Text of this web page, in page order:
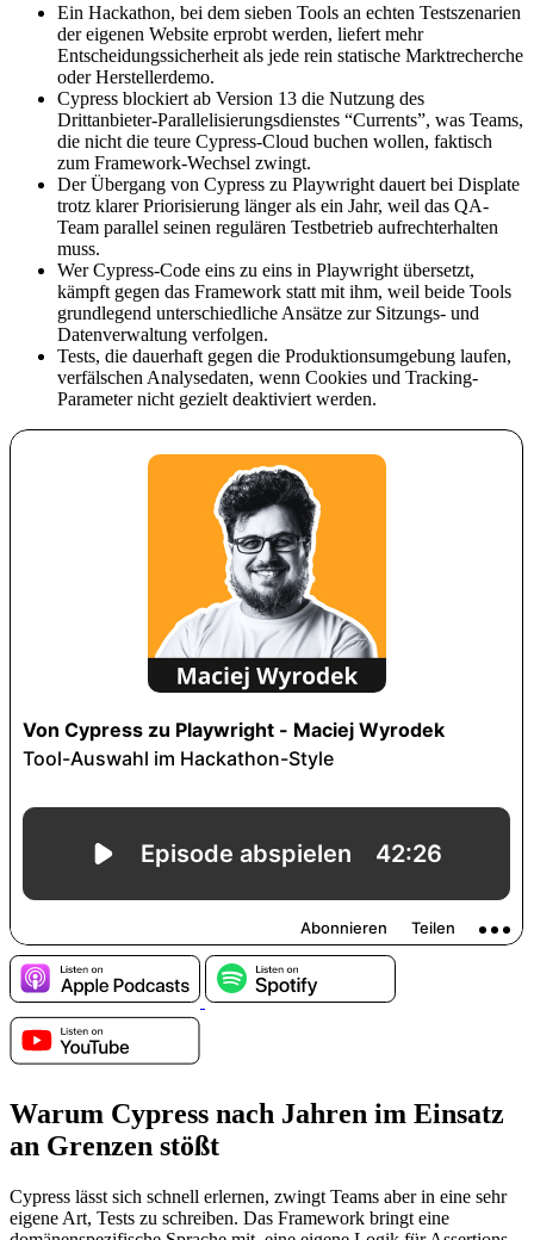
Ein Hackathon, bei dem sieben Tools an echten Testszenarien
der eigenen Website erprobt werden, liefert mehr
Entscheidungssicherheit als jede rein statische Marktrecherche
oder Herstellerdemo.
Cypress blockiert ab Version 13 die Nutzung des
Drittanbieter-Parallelisierungsdienstes “Currents”, was Teams,
die nicht die teure Cypress-Cloud buchen wollen, faktisch
zum Framework-Wechsel zwingt.
Der Übergang von Cypress zu Playwright dauert bei Displate
trotz klarer Priorisierung länger als ein Jahr, weil das QA-
Team parallel seinen regulären Testbetrieb aufrechterhalten
muss.
Wer Cypress-Code eins zu eins in Playwright übersetzt,
kämpft gegen das Framework statt mit ihm, weil beide Tools
grundlegend unterschiedliche Ansätze zur Sitzungs- und
Datenverwaltung verfolgen.
Tests, die dauerhaft gegen die Produktionsumgebung laufen,
verfälschen Analysedaten, wenn Cookies und Tracking-
Parameter nicht gezielt deaktiviert werden.
Warum Cypress nach Jahren im Einsatz
an Grenzen stößt
Cypress lässt sich schnell erlernen, zwingt Teams aber in eine sehr
eigene Art, Tests zu schreiben. Das Framework bringt eine